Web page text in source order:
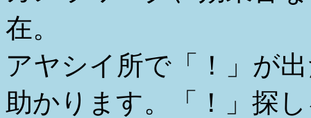
在。
アヤシイ所で「！」が
助かります。「！」探